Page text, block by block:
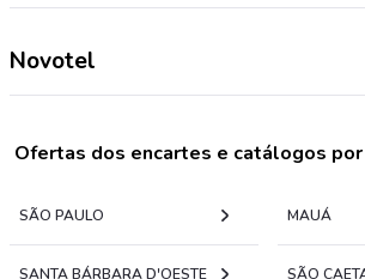
Novotel
Ofertas dos encartes e catálogos
SÃO PAULO MAUÁ
SANTA BÁRBARA D'OESTE SÃO